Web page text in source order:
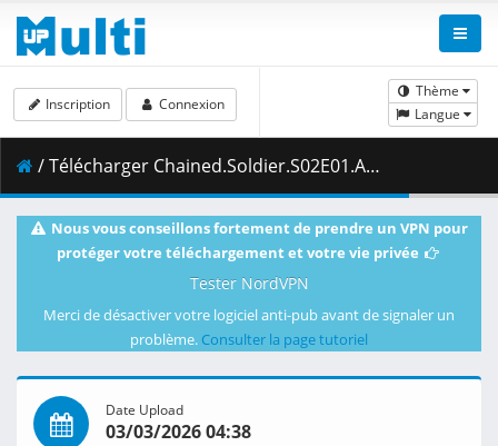
Thème
Langue
Inscription Connexion
/ Télécharger Chained.Soldier.S02E01.ADN.WEB-DL.1080p.x264.AAC.EAC3.Dual.Audio.Uncensored-Freehold.mkv.001 ( 324.09 MB )
Nous vous conseillons fortement de prendre un VPN pour
protéger votre téléchargement et votre vie privée
Tester NordVPN
Merci de désactiver votre logiciel anti-pub avant de signaler un
problème. Consulter la page tutoriel
Date Upload
03/03/2026 04:38